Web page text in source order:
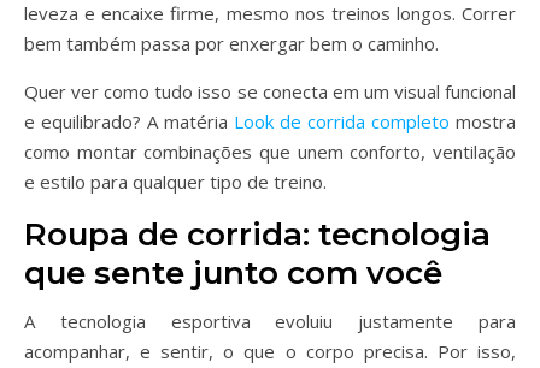
leveza e encaixe firme, mesmo nos treinos longos. Correr
bem também passa por enxergar bem o caminho.
Quer ver como tudo isso se conecta em um visual funcional
e equilibrado? A matéria Look de corrida completo mostra
como montar combinações que unem conforto, ventilação
e estilo para qualquer tipo de treino.
Roupa de corrida: tecnologia
que sente junto com você
A tecnologia esportiva evoluiu justamente para
acompanhar, e sentir, o que o corpo precisa. Por isso,